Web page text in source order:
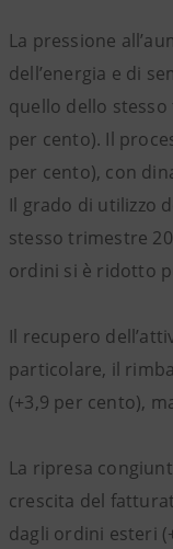
La pressione
dell’energia e di
quello dello
per cento). Il
per cento), con
Il grado di utilizzo
stesso trimestre
ordini si è ridotto
Il recupero
particolare, il
(+3,9 per cento),
La ripresa
crescita del
dagli ordini esteri